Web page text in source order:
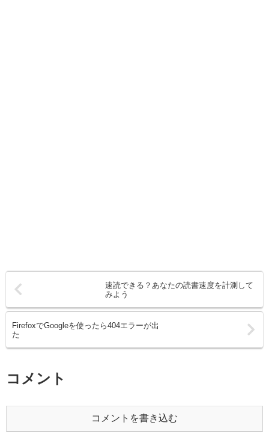
速読できる？あなたの読書速度を計測して
みよう
FirefoxでGoogleを使ったら404エラーが出
た
コメント
コメントを書き込む